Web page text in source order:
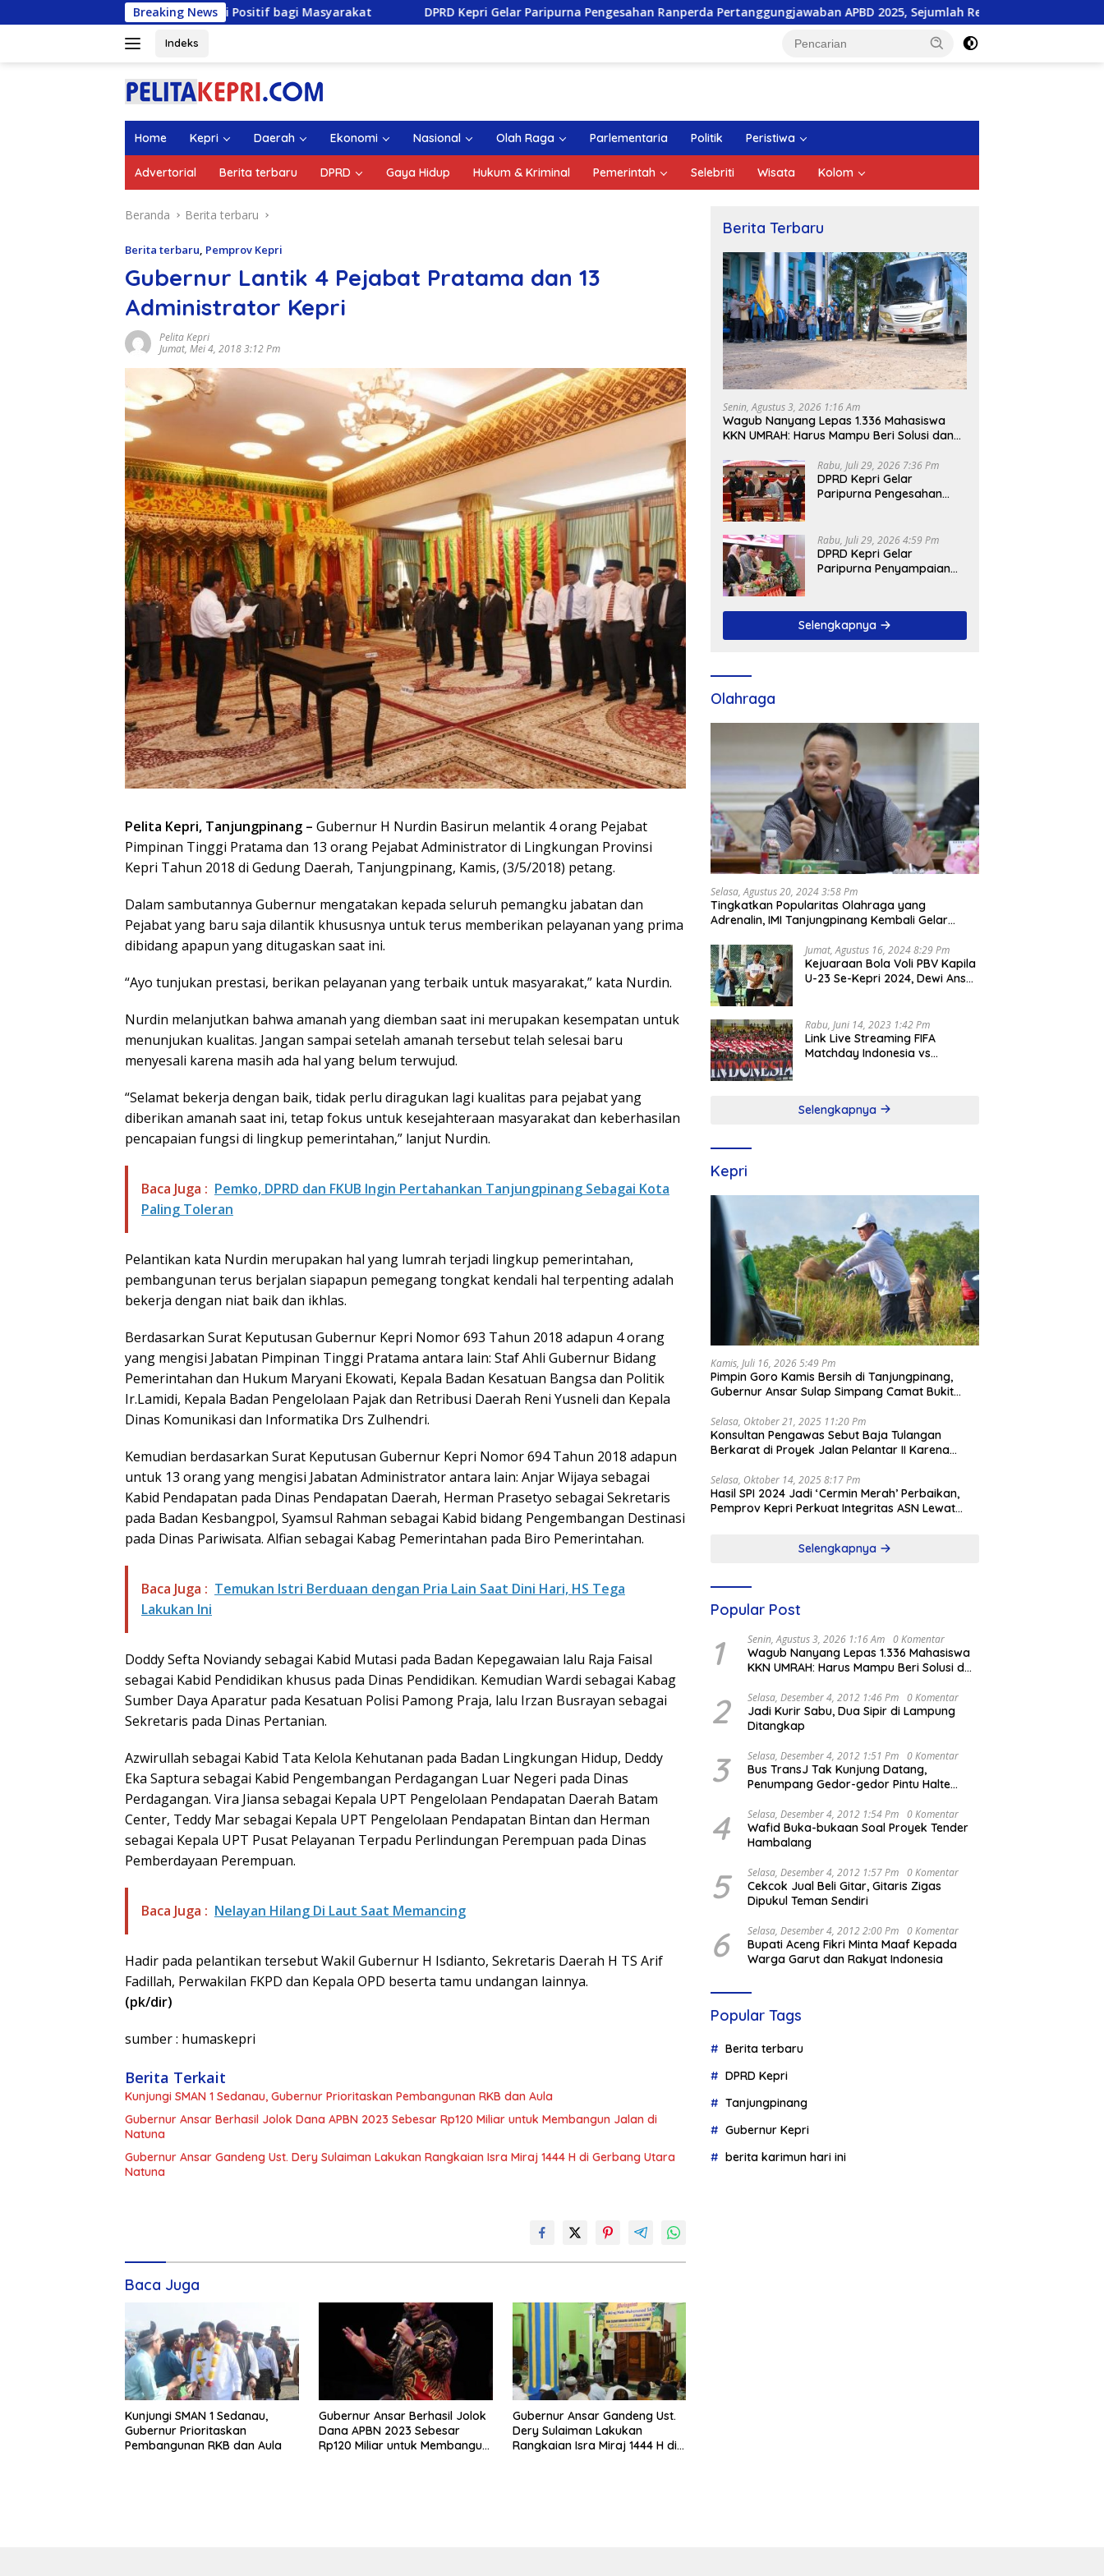
ke
Breaking News
dan Kontribusi Positif bagi Masyarakat DPRD Kepri Gelar Paripurna Pengesahan Ranperda Pertanggungjawaban APBD 2025, Sejumlah Rekomendasi Strategis Disampaikan
Indeks
Home Kepri Daerah Ekonomi Nasional Olah Raga Parlementaria Politik Peristiwa
Advertorial Berita terbaru DPRD Gaya Hidup Hukum & Kriminal Pemerintah Selebriti Wisata Kolom
Beranda Berita terbaru
Berita terbaru, Pemprov Kepri
Gubernur Lantik 4 Pejabat Pratama dan 13
Administrator Kepri
Pelita Kepri
Jumat, Mei 4, 2018 3:12 Pm
Pelita Kepri, Tanjungpinang – Gubernur H Nurdin Basirun melantik 4 orang Pejabat
Pimpinan Tinggi Pratama dan 13 orang Pejabat Administrator di Lingkungan Provinsi
Kepri Tahun 2018 di Gedung Daerah, Tanjungpinang, Kamis, (3/5/2018) petang.
Dalam sambutannya Gubernur mengatakan kepada seluruh pemangku jabatan dan
Pejabat yang baru saja dilantik khususnya untuk terus memberikan pelayanan yang prima
dibidang apapun yang ditugaskan saat ini.
“Ayo tunjukan prestasi, berikan pelayanan yang terbaik untuk masyarakat,” kata Nurdin.
Nurdin melanjutkan bahwa amanah yang diemban saat ini merupakan kesempatan untuk
menunjukan kualitas. Jangan sampai setelah amanah tersebut telah selesai baru
menyesali karena masih ada hal yang belum terwujud.
“Selamat bekerja dengan baik, tidak perlu diragukan lagi kualitas para pejabat yang
diberikan amanah saat ini, tetap fokus untuk kesejahteraan masyarakat dan keberhasilan
pencapaian fungsi di lingkup pemerintahan,” lanjut Nurdin.
Baca Juga : Pemko, DPRD dan FKUB Ingin Pertahankan Tanjungpinang Sebagai Kota
Paling Toleran
Pelantikan kata Nurdin merupakan hal yang lumrah terjadi lingkup pemerintahan,
pembangunan terus berjalan siapapun pemegang tongkat kendali hal terpenting adalah
bekerja dengan niat baik dan ikhlas.
Berdasarkan Surat Keputusan Gubernur Kepri Nomor 693 Tahun 2018 adapun 4 orang
yang mengisi Jabatan Pimpinan Tinggi Pratama antara lain: Staf Ahli Gubernur Bidang
Pemerintahan dan Hukum Maryani Ekowati, Kepala Badan Kesatuan Bangsa dan Politik
Ir.Lamidi, Kepala Badan Pengelolaan Pajak dan Retribusi Daerah Reni Yusneli dan Kepala
Dinas Komunikasi dan Informatika Drs Zulhendri.
Kemudian berdasarkan Surat Keputusan Gubernur Kepri Nomor 694 Tahun 2018 adapun
untuk 13 orang yang mengisi Jabatan Administrator antara lain: Anjar Wijaya sebagai
Kabid Pendapatan pada Dinas Pendapatan Daerah, Herman Prasetyo sebagai Sekretaris
pada Badan Kesbangpol, Syamsul Rahman sebagai Kabid bidang Pengembangan Destinasi
pada Dinas Pariwisata. Alfian sebagai Kabag Pemerintahan pada Biro Pemerintahan.
Baca Juga : Temukan Istri Berduaan dengan Pria Lain Saat Dini Hari, HS Tega
Lakukan Ini
Doddy Sefta Noviandy sebagai Kabid Mutasi pada Badan Kepegawaian lalu Raja Faisal
sebagai Kabid Pendidikan khusus pada Dinas Pendidikan. Kemudian Wardi sebagai Kabag
Sumber Daya Aparatur pada Kesatuan Polisi Pamong Praja, lalu Irzan Busrayan sebagai
Sekretaris pada Dinas Pertanian.
Azwirullah sebagai Kabid Tata Kelola Kehutanan pada Badan Lingkungan Hidup, Deddy
Eka Saptura sebagai Kabid Pengembangan Perdagangan Luar Negeri pada Dinas
Perdagangan. Vira Jiansa sebagai Kepala UPT Pengelolaan Pendapatan Daerah Batam
Center, Teddy Mar sebagai Kepala UPT Pengelolaan Pendapatan Bintan dan Herman
sebagai Kepala UPT Pusat Pelayanan Terpadu Perlindungan Perempuan pada Dinas
Pemberdayaan Perempuan.
Baca Juga : Nelayan Hilang Di Laut Saat Memancing
Hadir pada pelantikan tersebut Wakil Gubernur H Isdianto, Sekretaris Daerah H TS Arif
Fadillah, Perwakilan FKPD dan Kepala OPD beserta tamu undangan lainnya.
(pk/dir)
sumber : humaskepri
Berita Terkait
Kunjungi SMAN 1 Sedanau, Gubernur Prioritaskan Pembangunan RKB dan Aula
Gubernur Ansar Berhasil Jolok Dana APBN 2023 Sebesar Rp120 Miliar untuk Membangun Jalan di
Natuna
Gubernur Ansar Gandeng Ust. Dery Sulaiman Lakukan Rangkaian Isra Miraj 1444 H di Gerbang Utara
Natuna
Baca Juga
Kunjungi SMAN 1 Sedanau,
Gubernur Prioritaskan
Pembangunan RKB dan Aula
Gubernur Ansar Berhasil Jolok
Dana APBN 2023 Sebesar
Rp120 Miliar untuk Membangun
Gubernur Ansar Gandeng Ust.
Dery Sulaiman Lakukan
Rangkaian Isra Miraj 1444 H di
Berita Terbaru
Senin, Agustus 3, 2026 1:16 Am
Wagub Nanyang Lepas 1.336 Mahasiswa
KKN UMRAH: Harus Mampu Beri Solusi dan
Rabu, Juli 29, 2026 7:36 Pm
DPRD Kepri Gelar
Paripurna Pengesahan
APBD 2025, Sejumlah
Rekomendasi Strategis
Disampaikan
Rabu, Juli 29, 2026 4:59 Pm
DPRD Kepri Gelar
Paripurna Penyampaian
Selengkapnya
Olahraga
Selasa, Agustus 20, 2024 3:58 Pm
Tingkatkan Popularitas Olahraga yang
Adrenalin, IMI Tanjungpinang Kembali Gelar
Jumat, Agustus 16, 2024 8:29 Pm
Kejuaraan Bola Voli PBV Kapila
U-23 Se-Kepri 2024, Dewi Ansar
Rabu, Juni 14, 2023 1:42 Pm
Link Live Streaming FIFA
Matchday Indonesia vs
Selengkapnya
Kepri
Kamis, Juli 16, 2026 5:49 Pm
Pimpin Goro Kamis Bersih di Tanjungpinang,
Gubernur Ansar Sulap Simpang Camat Bukit
Selasa, Oktober 21, 2025 11:20 Pm
Konsultan Pengawas Sebut Baja Tulangan
Berkarat di Proyek Jalan Pelantar II Karena
Selasa, Oktober 14, 2025 8:17 Pm
Hasil SPI 2024 Jadi ‘Cermin Merah’ Perbaikan,
Pemprov Kepri Perkuat Integritas ASN Lewat
Selengkapnya
Popular Post
1 Senin, Agustus 3, 2026 1:16 Am 0 Komentar
Wagub Nanyang Lepas 1.336 Mahasiswa
KKN UMRAH: Harus Mampu Beri Solusi dan
2 Selasa, Desember 4, 2012 1:46 Pm 0 Komentar
Jadi Kurir Sabu, Dua Sipir di Lampung
Ditangkap
3 Selasa, Desember 4, 2012 1:51 Pm 0 Komentar
Bus TransJ Tak Kunjung Datang,
Penumpang Gedor-gedor Pintu Halte
4 Selasa, Desember 4, 2012 1:54 Pm 0 Komentar
Wafid Buka-bukaan Soal Proyek Tender
Hambalang
5 Selasa, Desember 4, 2012 1:57 Pm 0 Komentar
Cekcok Jual Beli Gitar, Gitaris Zigas
Dipukul Teman Sendiri
6 Selasa, Desember 4, 2012 2:00 Pm 0 Komentar
Bupati Aceng Fikri Minta Maaf Kepada
Warga Garut dan Rakyat Indonesia
Popular Tags
Berita terbaru
DPRD Kepri
Tanjungpinang
Gubernur Kepri
berita karimun hari ini